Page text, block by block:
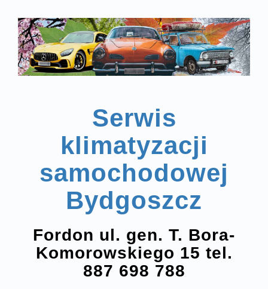
Serwis
klimatyzacji
samochodowej
Bydgoszcz
Fordon ul. gen. T. Bora-
Komorowskiego 15 tel.
887 698 788